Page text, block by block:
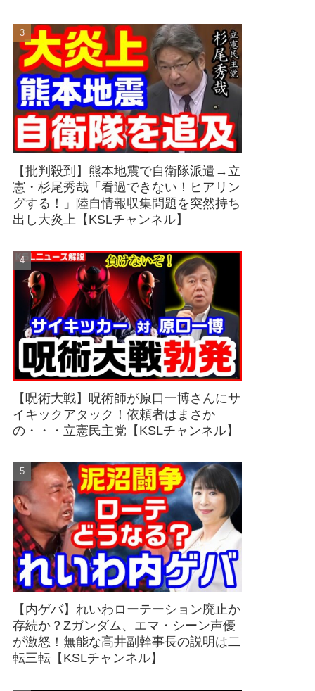
【批判殺到】熊本地震で自衛隊派遣→立
憲・杉尾秀哉「看過できない！ヒアリン
グする！」陸自情報収集問題を突然持ち
出し大炎上【KSLチャンネル】
【呪術大戦】呪術師が原口一博さんにサ
イキックアタック！依頼者はまさか
の・・・立憲民主党【KSLチャンネル】
【内ゲバ】れいわローテーション廃止か
存続か？Zガンダム、エマ・シーン声優
が激怒！無能な高井副幹事長の説明は二
転三転【KSLチャンネル】